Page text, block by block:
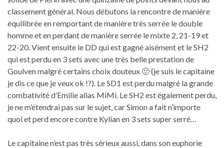
classement général. Nous débutons la rencontre de manière
équilibrée en remportant de manière très serrée le double
homme et en perdant de manière serrée le mixte 2, 21-19 et
22-20. Vient ensuite le DD qui est gagné aisément et le SH2
qui est perdu en 3 sets avec une très belle prestation de
Goulven malgré certains choix douteux 🙂 (je suis le capitaine
je dis ce que je veux ok !?). Le SD1 est perdu malgré la grande
combativité d’Emilie alias MiMi. Le SH2 est également perdu,
je ne m’étendrai pas sur le sujet, car Simon a fait n’importe
quoi et perd encore contre Kylian en 3 sets super serré…
Le capitaine n’est pas très sérieux aussi, dans son euphorie